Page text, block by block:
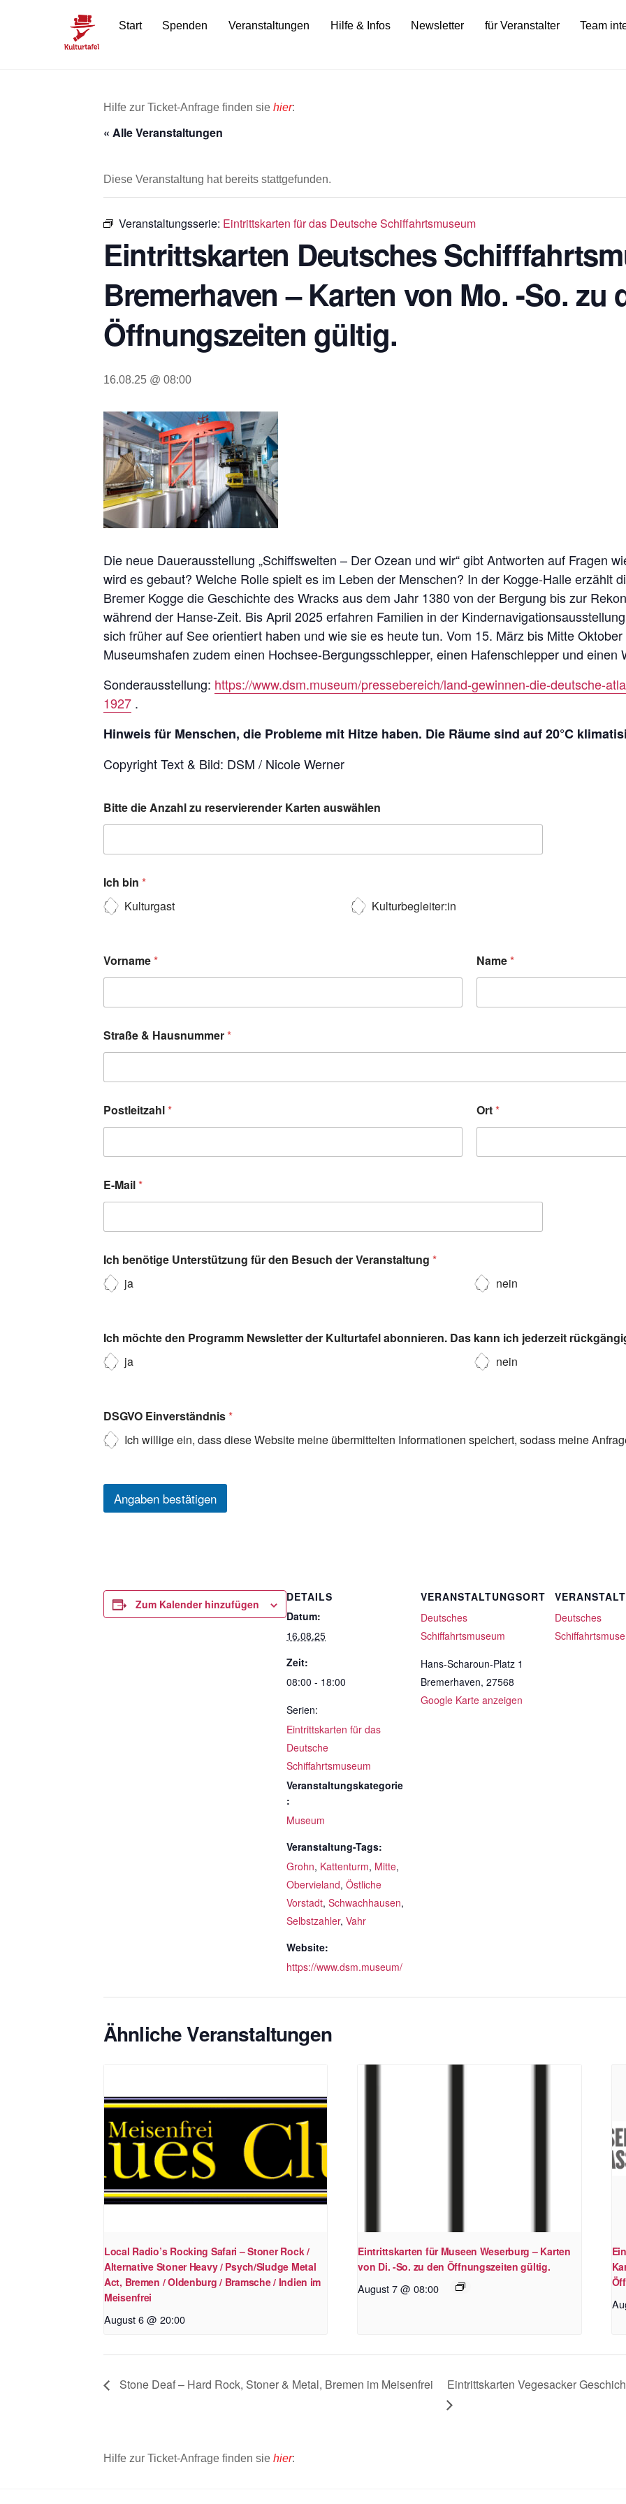
Start Spenden Veranstaltungen Hilfe & Infos Newsletter für Veranstalter Team
Hilfe zur Ticket-Anfrage finden sie hier:
« Alle Veranstaltungen
Diese Veranstaltung hat bereits stattgefunden.
Veranstaltungsserie: Eintrittskarten für das Deutsche Schiffahrtsmuseum
Eintrittskarten Deutsches
Bremerhaven – Karten von Mo. -So. zu
Öffnungszeiten gültig.
16.08.25 @ 08:00
Die neue Dauerausstellung „Schiffswelten – Der Ozean und wir“ gibt Antworten auf Fragen
wird es gebaut? Welche Rolle spielt es im Leben der Menschen? In der Kogge-Halle erzählt
Bremer Kogge die Geschichte des Wracks aus dem Jahr 1380 von der Bergung bis zur
während der Hanse-Zeit. Bis April 2025 erfahren Familien in der
sich früher auf See orientiert haben und wie sie es heute tun. Vom 15. März bis Mitte
Museumshafen zudem einen Hochsee-Bergungsschlepper, einen Hafenschlepper und einen
Sonderausstellung: https://www.dsm.museum/pressebereich/land-gewinnen-die-deutsche-
1927 .
Hinweis für Menschen, die Probleme mit Hitze haben. Die Räume sind auf 20°C
Copyright Text & Bild: DSM / Nicole Werner
Bitte die Anzahl zu reservierender Karten auswählen
Ich bin *
Kulturgast
Kulturbegleiter:in
Vorname* Name*
Straße & Hausnummer*
Postleitzahl* Ort*
E-Mail*
Ich benötige Unterstützung für den Besuch der Veranstaltung *
ja
nein
Ich möchte den Programm Newsletter der Kulturtafel abonnieren. Das kann ich jederzeit
ja
nein
DSGVO Einverständnis*
Ich willige ein, dass diese Website meine übermittelten Informationen speichert, sodass meine
Angaben bestätigen
Zum Kalender hinzufügen
DETAILS
Datum:
16.08.25
Zeit:
08:00 - 18:00
Serien:
Eintrittskarten für das
Deutsche
Schiffahrtsmuseum
Veranstaltungskategorie
:
Museum
Veranstaltung-Tags:
Grohn, Kattenturm, Mitte,
Obervieland, Östliche
Vorstadt, Schwachhausen,
Selbstzahler, Vahr
Website:
https://www.dsm.museum/
VERANSTALTUNGSORT
Deutsches
Schiffahrtsmuseum
Hans-Scharoun-Platz 1
Bremerhaven, 27568
Google Karte anzeigen
Deutsches
Ähnliche Veranstaltungen
Local Radio’s Rocking Safari – Stoner Rock /
Alternative Stoner Heavy / Psych/Sludge Metal
Act, Bremen / Oldenburg / Bramsche / Indien im
Meisenfrei
August 6 @ 20:00
Eintrittskarten für Museen Weserburg – Karten
von Di. -So. zu den Öffnungszeiten gültig.
August 7 @ 08:00
Stone Deaf – Hard Rock, Stoner & Metal, Bremen im Meisenfrei Eintrittskarten Vegesacker
Hilfe zur Ticket-Anfrage finden sie hier: